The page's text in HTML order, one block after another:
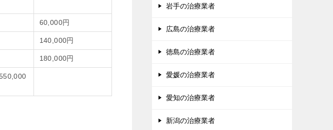
60,000円
140,000円
180,000円
岩手の治療業者
広島の治療業者
徳島の治療業者
愛媛の治療業者
愛知の治療業者
新潟の治療業者